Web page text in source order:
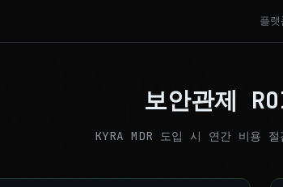
플랫
보안관제
KYRA MDR 도입 시 연간 비용